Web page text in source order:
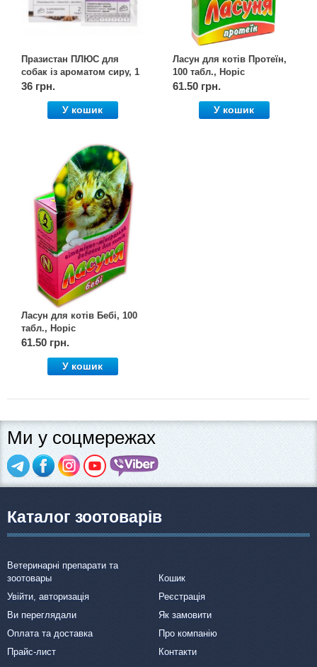
Празистан ПЛЮС для
собак із ароматом сиру, 1
табл.*0,8 г, Vitomax
36 грн.
У кошик
Ласун для котів Протеїн,
100 табл., Норіс
61.50 грн.
У кошик
Ласун для котів Бебі, 100
табл., Норіс
61.50 грн.
У кошик
Ми у соцмережах
Каталог зоотоварів
Ветеринарні препарати та
зоотовары
Кошик
Увійти, авторизація
Реєстрація
Ви переглядали
Як замовити
Оплата та доставка
Про компанію
Прайс-лист
Контакти